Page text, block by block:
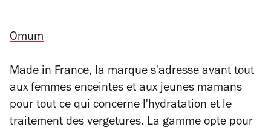
Omum
Made in France, la marque s'adresse avant tout
aux femmes enceintes et aux jeunes mamans
pour tout ce qui concerne l'hydratation et le
traitement des vergetures. La gamme opte pour